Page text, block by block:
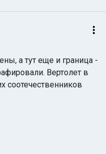
а тут еще и граница -
Вертолет в
соотечественников